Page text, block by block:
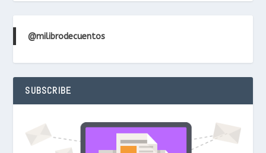
@milibrodecuentos
SUBSCRIBE